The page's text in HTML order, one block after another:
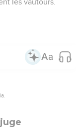
les vautours.